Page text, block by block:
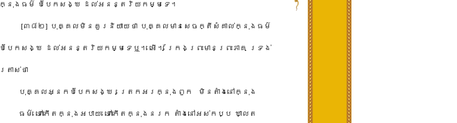
ក្នុង​ធម៌ បំបែក​សង្ឃ ដល់​អនន្តរិយ​កម្ម​ទេ។
[៣៨២] បុគ្គល​មិន​គួរ​និយាយ​ថា បុគ្គល​មាន​សេចក្តី​សំគាល់​ក្នុង​ធម៌
បំបែក​សង្ឃ ដល់​អនន្តរិយ​កម្ម​ទេ​ឬ។ អើ។ ក្រែង​ព្រះមានព្រះភាគ ទ្រង់​
ត្រាស់​ថា
បុគ្គល​អ្នក​បំបែក​សង្ឃ ត្រេកអរ​ក្នុង​ពួក មិន​តំា​ងនៅ​ក្នុង​
ធម៌ ទៅ​កើត​ក្នុង​អបាយ ទៅ​កើត​ក្នុង​នរក តំា​ងនៅ​អស់​កប្ប ឃា្លត​